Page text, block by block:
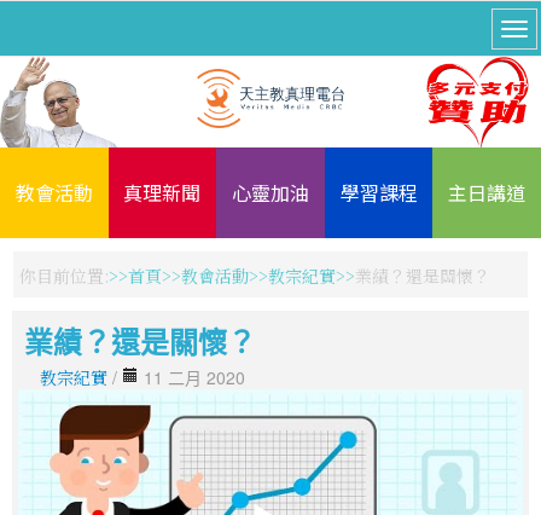
教會活動 真理新聞 心靈加油 學習課程 主日講道
你目前位置: 首頁 教會活動 教宗紀實 業績？還是關懷？
業績？還是關懷？
教宗紀實 / 11 二月 2020